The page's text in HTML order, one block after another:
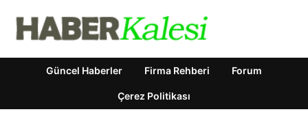
Güncel Haberler Firma Rehberi Forum
Çerez Politikası